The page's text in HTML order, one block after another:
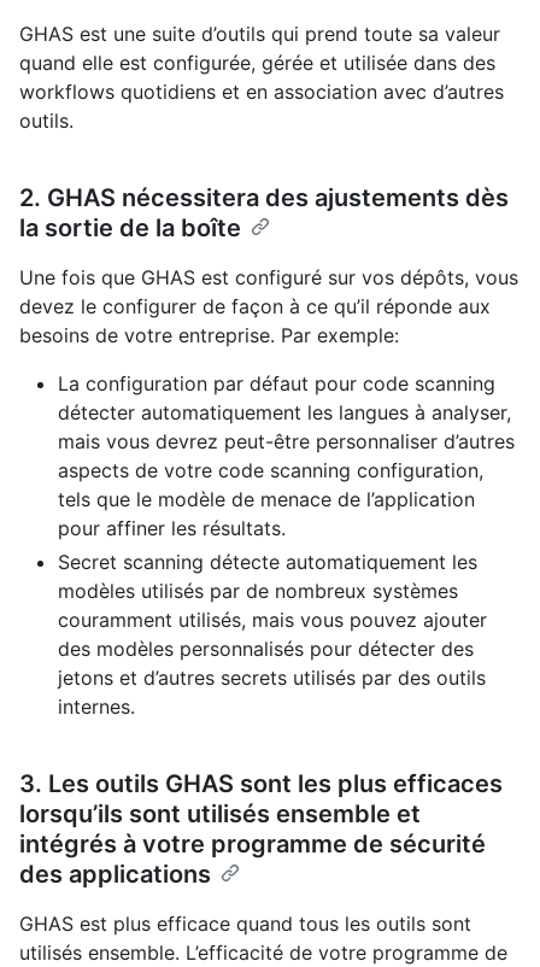
GHAS est une suite d’outils qui prend toute sa valeur
quand elle est configurée, gérée et utilisée dans des
workflows quotidiens et en association avec d’autres
outils.
2. GHAS nécessitera des ajustements dès
la sortie de la boîte
Une fois que GHAS est configuré sur vos dépôts, vous
devez le configurer de façon à ce qu’il réponde aux
besoins de votre entreprise. Par exemple:
La configuration par défaut pour code scanning
détecter automatiquement les langues à analyser,
mais vous devrez peut-être personnaliser d’autres
aspects de votre code scanning configuration,
tels que le modèle de menace de l’application
pour affiner les résultats.
Secret scanning détecte automatiquement les
modèles utilisés par de nombreux systèmes
couramment utilisés, mais vous pouvez ajouter
des modèles personnalisés pour détecter des
jetons et d’autres secrets utilisés par des outils
internes.
3. Les outils GHAS sont les plus efficaces
lorsqu’ils sont utilisés ensemble et
intégrés à votre programme de sécurité
des applications
GHAS est plus efficace quand tous les outils sont
utilisés ensemble. L’efficacité de votre programme de